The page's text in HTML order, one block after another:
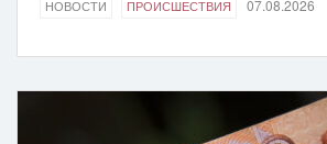
НОВОСТИ ПРОИСШЕСТВИЯ 07.08.2026